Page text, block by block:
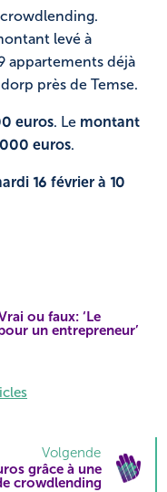
levé à
appartements déjà
près de Temse.
euros. Le montant
euros.
16 février à 10
ou faux: ‘Le
un entrepreneur’
Volgende
grâce à une
crowdlending